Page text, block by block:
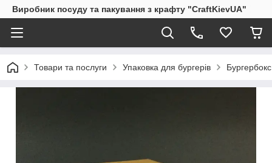
Виробник посуду та пакування з крафту "CraftKievUA"
Товари та послуги Упаковка для бургерів